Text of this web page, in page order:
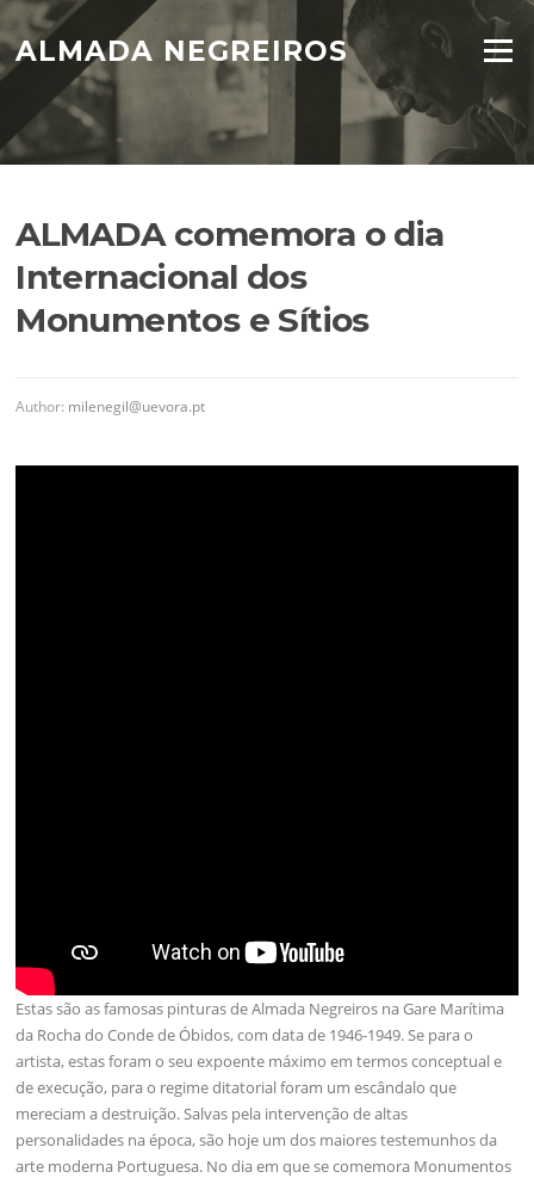
to
content
ALMADA NEGREIROS Menu
ALMADA comemora o dia
Internacional dos
Monumentos e Sítios
Author: milenegil@uevora.pt
Estas são as famosas pinturas de Almada Negreiros na Gare Marítima
da Rocha do Conde de Óbidos, com data de 1946-1949. Se para o
artista, estas foram o seu expoente máximo em termos conceptual e
de execução, para o regime ditatorial foram um escândalo que
mereciam a destruição. Salvas pela intervenção de altas
personalidades na época, são hoje um dos maiores testemunhos da
arte moderna Portuguesa. No dia em que se comemora Monumentos